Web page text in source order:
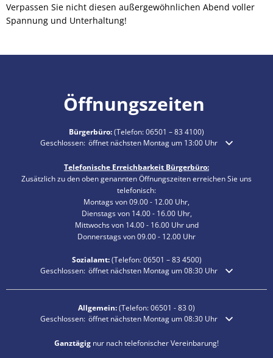
Verpassen Sie nicht diesen außergewöhnlichen Abend voller
Spannung und Unterhaltung!
Öffnungszeiten
Bürgerbüro:(Telefon:06501 – 83 4100)
Klicken, um weitere Öffnungs- oder Schließzeiten auszublenden
Geschlossen: öffnet nächsten Montag um 13:00 Uhr
Telefonische Erreichbarkeit Bürgerbüro:
Zusätzlich zu den oben genannten Öffnungszeiten erreichen Sie uns
telefonisch:
Montags von 09.00 - 12.00 Uhr,
Dienstags von 14.00 - 16.00 Uhr,
Mittwochs von 14.00 - 16.00 Uhr und
Donnerstags von 09.00 - 12.00 Uhr
Sozialamt:(Telefon:06501 – 834500)
Klicken, um weitere Öffnungs- oder Schließzeiten auszublenden
Geschlossen: öffnet nächsten Montag um 08:30 Uhr
Allgemein:(Telefon:06501 - 83 0)
Klicken, um weitere Öffnungs- oder Schließzeiten auszublenden
Geschlossen: öffnet nächsten Montag um 08:30 Uhr
Ganztägig nur nach telefonischer Vereinbarung!